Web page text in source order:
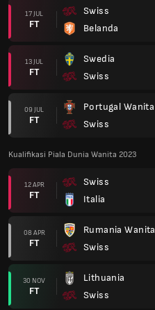
17 JUL
FT
Swiss
Belanda
13 JUL
FT
Swedia
Swiss
09 JUL
FT
Portugal Wanita
Swiss
Kualifikasi Piala Dunia Wanita 2023
12 APR
FT
Swiss
Italia
08 APR
FT
Rumania Wanita
Swiss
30 NOV
FT
Lithuania
Swiss